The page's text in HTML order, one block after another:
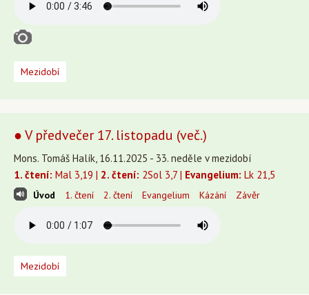
Mezidobí
● V předvečer 17. listopadu (več.)
Mons. Tomáš Halík, 16.11.2025 - 33. neděle v mezidobí
1. čtení: Mal 3,19 | 2. čtení: 2Sol 3,7 | Evangelium: Lk 21,5
Úvod 1. čtení 2. čtení Evangelium Kázání Závěr
Mezidobí